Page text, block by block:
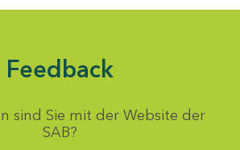
Feedback
sind Sie mit der Website der
SAB?